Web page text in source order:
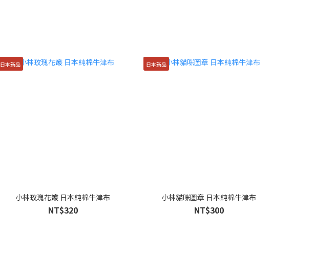
日本新品
小林玫瑰花叢 日本純棉牛津布
NT$320
日本新品
小林貓咪圖章 日本純棉牛津布
NT$300